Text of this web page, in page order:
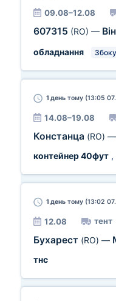
09.08–12.08
607315 (RO) —
обладнання
Збоку
1 день тому (13:05
14.08–19.08
Констанца (RO) —
контейнер 40фут ,
1 день тому (13:02
12.08 тент
Бухарест (RO) —
тнс